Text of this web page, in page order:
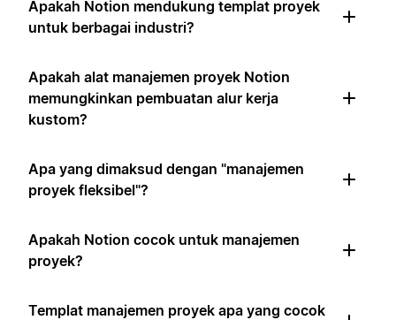
Apakah Notion mendukung templat proyek
untuk berbagai industri?
Apakah alat manajemen proyek Notion
memungkinkan pembuatan alur kerja
kustom?
Apa yang dimaksud dengan "manajemen
proyek fleksibel"?
Apakah Notion cocok untuk manajemen
proyek?
Templat manajemen proyek apa yang cocok